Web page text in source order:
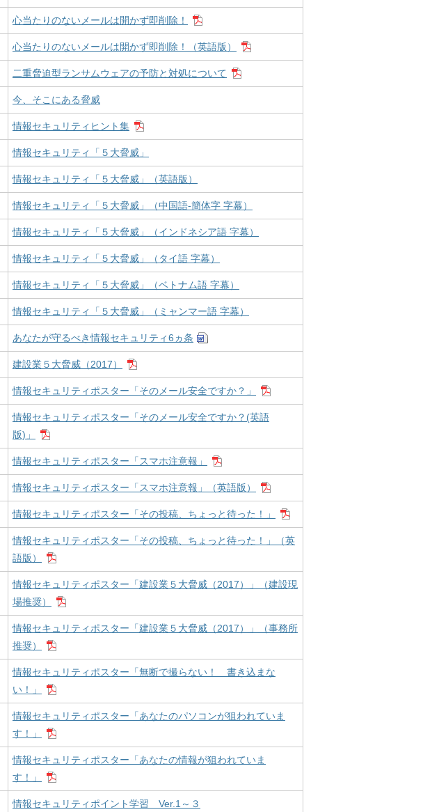
心当たりのないメールは開かず即削除！
心当たりのないメールは開かず即削除！（英語版）
二重脅迫型ランサムウェアの予防と対処について
今、そこにある脅威
情報セキュリティヒント集
情報セキュリティ「５大脅威」
情報セキュリティ「５大脅威」（英語版）
情報セキュリティ「５大脅威」（中国語-簡体字 字幕）
情報セキュリティ「５大脅威」（インドネシア語 字幕）
情報セキュリティ「５大脅威」（タイ語 字幕）
情報セキュリティ「５大脅威」（ベトナム語 字幕）
情報セキュリティ「５大脅威」（ミャンマー語 字幕）
あなたが守るべき情報セキュリティ6ヵ条
建設業５大脅威（2017）
情報セキュリティポスター「そのメール安全ですか？」
情報セキュリティポスター「そのメール安全ですか？(英語
版)」
情報セキュリティポスター「スマホ注意報」
情報セキュリティポスター「スマホ注意報」（英語版）
情報セキュリティポスター「その投稿、ちょっと待った！」
情報セキュリティポスター「その投稿、ちょっと待った！」（英
語版）
情報セキュリティポスター「建設業５大脅威（2017）」（建設現
場推奨）
情報セキュリティポスター「建設業５大脅威（2017）」（事務所
推奨）
情報セキュリティポスター「無断で撮らない！ 書き込まな
い！」
情報セキュリティポスター「あなたのパソコンが狙われていま
す！」
情報セキュリティポスター「あなたの情報が狙われていま
す！」
情報セキュリティポイント学習 Ver.1～３